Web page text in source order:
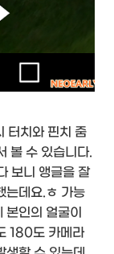
터치와 핀치 줌
볼 수 있습니다.
보니 앵글을 잘
는데요.ㅎ 가능
인의 얼굴이
180도 카메라